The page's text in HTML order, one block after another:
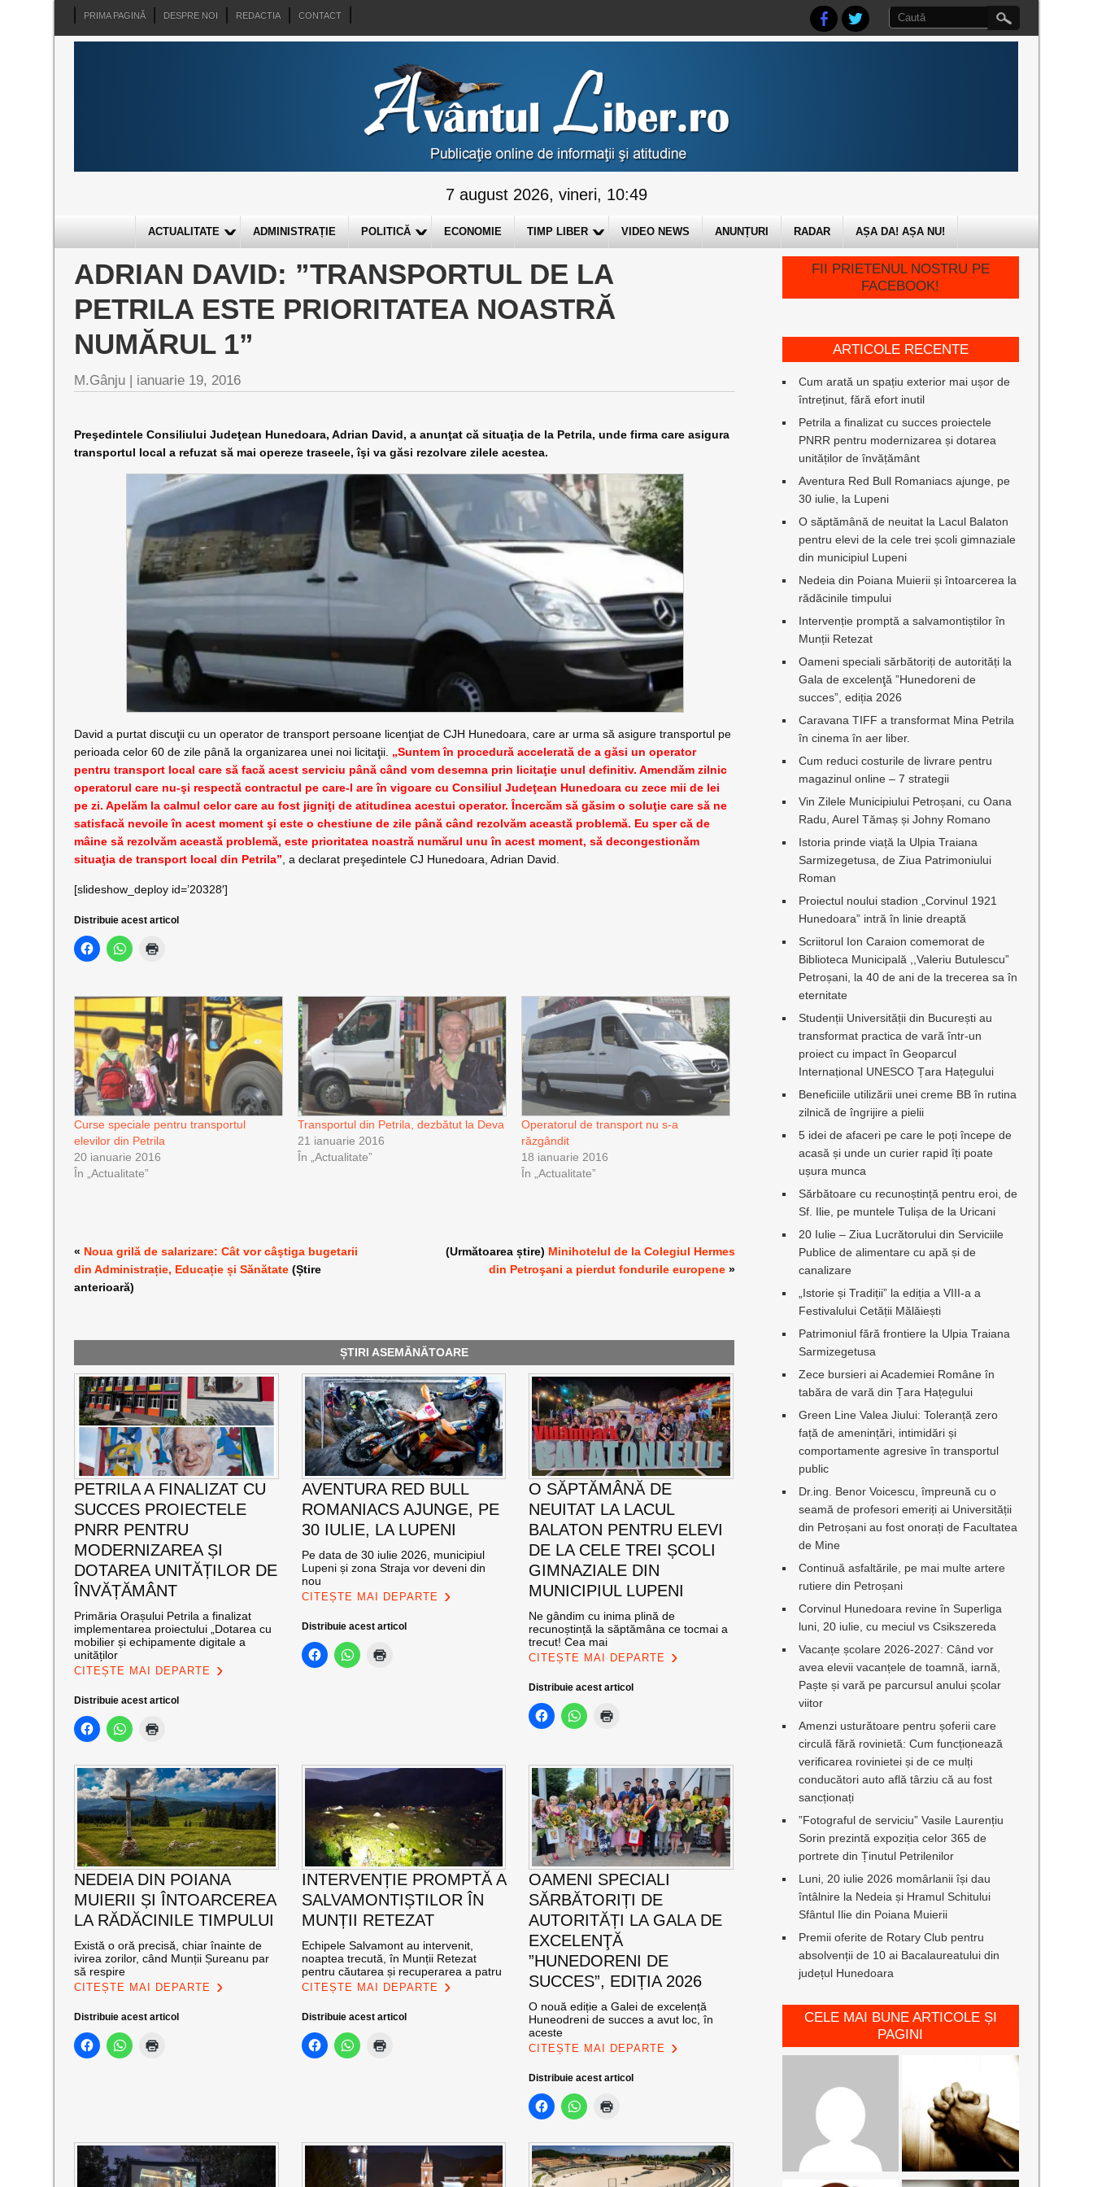
PRIMA PAGINĂ DESPRE NOI REDACTIA CONTACT
7 august 2026, vineri, 10:49
ACTUALITATE ADMINISTRAȚIE POLITICĂ ECONOMIE TIMP LIBER VIDEO NEWS ANUNȚURI RADAR AȘA DA! AȘA NU!
ADRIAN DAVID: ”TRANSPORTUL DE LA
PETRILA ESTE PRIORITATEA NOASTRĂ
NUMĂRUL 1”
M.Gânju | ianuarie 19, 2016
Preşedintele Consiliului Judeţean Hunedoara, Adrian David, a anunţat că situaţia de la Petrila, unde firma care asigura
transportul local a refuzat să mai opereze traseele, îşi va găsi rezolvare zilele acestea.
David a purtat discuţii cu un operator de transport persoane licenţiat de CJH Hunedoara, care ar urma să asigure transportul pe
perioada celor 60 de zile până la organizarea unei noi licitaţii. „Suntem în procedură accelerată de a găsi un operator
pentru transport local care să facă acest serviciu până când vom desemna prin licitaţie unul definitiv. Amendăm zilnic
operatorul care nu-şi respectă contractul pe care-l are în vigoare cu Consiliul Judeţean Hunedoara cu zece mii de lei
pe zi. Apelăm la calmul celor care au fost jigniţi de atitudinea acestui operator. Încercăm să găsim o soluţie care să ne
satisfacă nevoile în acest moment şi este o chestiune de zile până când rezolvăm această problemă. Eu sper că de
mâine să rezolvăm această problemă, este prioritatea noastră numărul unu în acest moment, să decongestionăm
situaţia de transport local din Petrila” , a declarat preşedintele CJ Hunedoara, Adrian David.
[slideshow_deploy id=’20328′]
Distribuie acest articol
Curse speciale pentru transportul
elevilor din Petrila
20 ianuarie 2016
În „Actualitate”
Transportul din Petrila, dezbătut la Deva
21 ianuarie 2016
În „Actualitate”
Operatorul de transport nu s-a
răzgândit
18 ianuarie 2016
În „Actualitate”
« Noua grilă de salarizare: Cât vor câştiga bugetarii
din Administrație, Educație și Sănătate (Știre
anterioară)
(Următoarea știre) Minihotelul de la Colegiul Hermes
din Petroşani a pierdut fondurile europene »
ȘTIRI ASEMĂNĂTOARE
PETRILA A FINALIZAT CU
SUCCES PROIECTELE
PNRR PENTRU
MODERNIZAREA ȘI
DOTAREA UNITĂȚILOR DE
ÎNVĂȚĂMÂNT
Primăria Orașului Petrila a finalizat
implementarea proiectului „Dotarea cu
mobilier și echipamente digitale a
unităților
CITEȘTE MAI DEPARTE
Distribuie acest articol
AVENTURA RED BULL
ROMANIACS AJUNGE, PE
30 IULIE, LA LUPENI
Pe data de 30 iulie 2026, municipiul
Lupeni și zona Straja vor deveni din
nou
CITEȘTE MAI DEPARTE
Distribuie acest articol
O SĂPTĂMÂNĂ DE
NEUITAT LA LACUL
BALATON PENTRU ELEVI
DE LA CELE TREI ȘCOLI
GIMNAZIALE DIN
MUNICIPIUL LUPENI
Ne gândim cu inima plină de
recunoștință la săptămâna ce tocmai a
trecut! Cea mai
CITEȘTE MAI DEPARTE
Distribuie acest articol
NEDEIA DIN POIANA
MUIERII ȘI ÎNTOARCEREA
LA RĂDĂCINILE TIMPULUI
Există o oră precisă, chiar înainte de
ivirea zorilor, când Munții Șureanu par
să respire
CITEȘTE MAI DEPARTE
Distribuie acest articol
INTERVENȚIE PROMPTĂ A
SALVAMONTIȘTILOR ÎN
MUNȚII RETEZAT
Echipele Salvamont au intervenit,
noaptea trecută, în Munții Retezat
pentru căutarea și recuperarea a patru
CITEȘTE MAI DEPARTE
Distribuie acest articol
OAMENI SPECIALI
SĂRBĂTORIȚI DE
AUTORITĂȚI LA GALA DE
EXCELENŢĂ
”HUNEDORENI DE
SUCCES”, EDIȚIA 2026
O nouă ediție a Galei de excelență
Huneodreni de succes a avut loc, în
aceste
CITEȘTE MAI DEPARTE
Distribuie acest articol
FII PRIETENUL NOSTRU PE
FACEBOOK!
ARTICOLE RECENTE
Cum arată un spațiu exterior mai ușor de
întreținut, fără efort inutil
Petrila a finalizat cu succes proiectele
PNRR pentru modernizarea și dotarea
unităților de învățământ
Aventura Red Bull Romaniacs ajunge, pe
30 iulie, la Lupeni
O săptămână de neuitat la Lacul Balaton
pentru elevi de la cele trei școli gimnaziale
din municipiul Lupeni
Nedeia din Poiana Muierii și întoarcerea la
rădăcinile timpului
Intervenție promptă a salvamontiștilor în
Munții Retezat
Oameni speciali sărbătoriți de autorități la
Gala de excelenţă ”Hunedoreni de
succes”, ediția 2026
Caravana TIFF a transformat Mina Petrila
în cinema în aer liber.
Cum reduci costurile de livrare pentru
magazinul online – 7 strategii
Vin Zilele Municipiului Petroșani, cu Oana
Radu, Aurel Tămaș și Johny Romano
Istoria prinde viață la Ulpia Traiana
Sarmizegetusa, de Ziua Patrimoniului
Roman
Proiectul noului stadion „Corvinul 1921
Hunedoara” intră în linie dreaptă
Scriitorul Ion Caraion comemorat de
Biblioteca Municipală ,,Valeriu Butulescu”
Petroșani, la 40 de ani de la trecerea sa în
eternitate
Studenții Universității din București au
transformat practica de vară într-un
proiect cu impact în Geoparcul
Internațional UNESCO Țara Hațegului
Beneficiile utilizării unei creme BB în rutina
zilnică de îngrijire a pielii
5 idei de afaceri pe care le poți începe de
acasă și unde un curier rapid îți poate
ușura munca
Sărbătoare cu recunoștință pentru eroi, de
Sf. Ilie, pe muntele Tulișa de la Uricani
20 Iulie – Ziua Lucrătorului din Serviciile
Publice de alimentare cu apă și de
canalizare
„Istorie și Tradiții” la ediția a VIII-a a
Festivalului Cetății Mălăiești
Patrimoniul fără frontiere la Ulpia Traiana
Sarmizegetusa
Zece bursieri ai Academiei Române în
tabăra de vară din Țara Hațegului
Green Line Valea Jiului: Toleranță zero
față de amenințări, intimidări și
comportamente agresive în transportul
public
Dr.ing. Benor Voicescu, împreună cu o
seamă de profesori emeriți ai Universității
din Petroșani au fost onorați de Facultatea
de Mine
Continuă asfaltările, pe mai multe artere
rutiere din Petroșani
Corvinul Hunedoara revine în Superliga
luni, 20 iulie, cu meciul vs Csikszereda
Vacanțe școlare 2026-2027: Când vor
avea elevii vacanțele de toamnă, iarnă,
Paște și vară pe parcursul anului școlar
viitor
Amenzi usturătoare pentru șoferii care
circulă fără rovinietă: Cum funcționează
verificarea rovinietei și de ce mulți
conducători auto află târziu că au fost
sancționați
”Fotograful de serviciu” Vasile Laurențiu
Sorin prezintă expoziția celor 365 de
portrete din Ținutul Petrilenilor
Luni, 20 iulie 2026 momârlanii își dau
întâlnire la Nedeia și Hramul Schitului
Sfântul Ilie din Poiana Muierii
Premii oferite de Rotary Club pentru
absolvenții de 10 ai Bacalaureatului din
județul Hunedoara
CELE MAI BUNE ARTICOLE ȘI
PAGINI